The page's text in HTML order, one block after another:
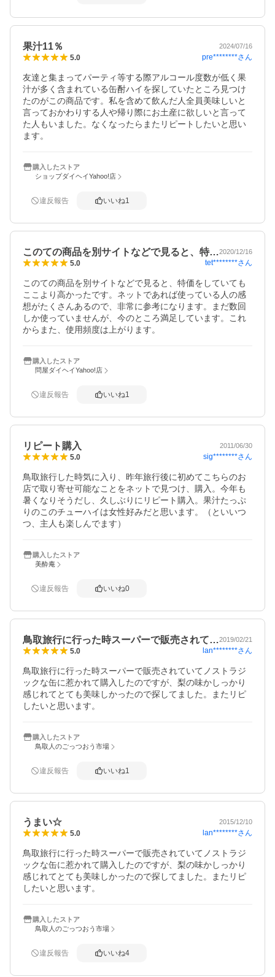
果汁11％ 2024/07/16
5.0 pre********さん
友達と集まってパーティ等する際アルコール度数が低く果
汁が多く含まれている缶酎ハイを探していたところ見つけ
たのがこの商品です。私を含めて飲んだ人全員美味しいと
言っておかわりする人や帰り際にお土産に欲しいと言って
た人もいました。なくなったらまたリピートしたいと思い
ます。
購入したストア
ショップダイヘイYahoo!店
違反報告 いいね1
このての商品を別サイトなどで見ると、特…2020/12/16
5.0 tet********さん
このての商品を別サイトなどで見ると、特価をしていても
ここより高かったです。ネットであれば使っている人の感
想がたくさんあるので、非常に参考になります。まだ数回
しか使っていませんが、今のところ満足しています。これ
からまた、使用頻度は上がります。
購入したストア
問屋ダイヘイYahoo!店
違反報告 いいね1
リピート購入 2011/06/30
5.0 sig********さん
鳥取旅行した時気に入り、昨年旅行後に初めてこちらのお
店で取り寄せ可能なことをネットで見つけ、購入。今年も
暑くなりそうだし、久しぶりにリピート購入。果汁たっぷ
りのこのチューハイは女性好みだと思います。（といいつ
つ、主人も楽しんでます）
購入したストア
美酔庵
違反報告 いいね0
鳥取旅行に行った時スーパーで販売されて…2019/02/21
5.0 lan********さん
鳥取旅行に行った時スーパーで販売されていてノストラジ
ックな缶に惹かれて購入したのですが、梨の味かしっかり
感じれてとても美味しかったので探してました。またリピ
したいと思います。
購入したストア
鳥取人のごっつおう市場
違反報告 いいね1
うまい☆ 2015/12/10
5.0 lan********さん
鳥取旅行に行った時スーパーで販売されていてノストラジ
ックな缶に惹かれて購入したのですが、梨の味かしっかり
感じれてとても美味しかったので探してました。またリピ
したいと思います。
購入したストア
鳥取人のごっつおう市場
違反報告 いいね4